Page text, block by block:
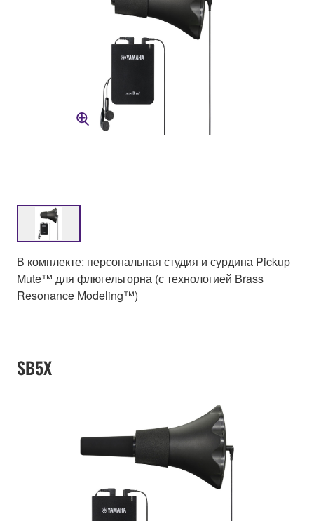
В комплекте: персональная студия и сурдина Pickup
Mute™ для флюгельгорна (с технологией Brass
Resonance Modeling™)
SB5X